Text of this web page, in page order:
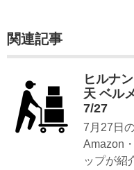
関連記事
ヒルナ
天 ベル
7/27
7月27日
Amazon
ップが紹